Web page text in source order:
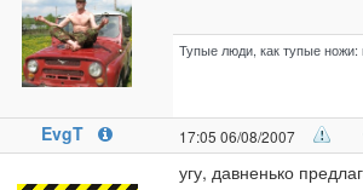
Тупые люди, как тупые ножи:
EvgT 17:05 06/08/2007
угу, давненько